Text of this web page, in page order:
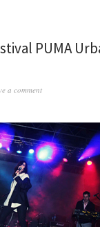
PUMA
a comment